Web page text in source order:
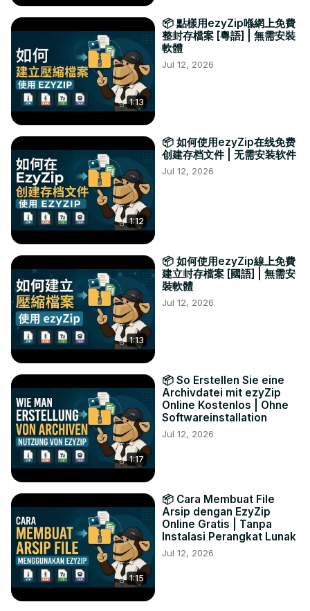
1:13
📦 點樣用ezyZip喺網上免費
整封存檔案 [粵語] | 無需安裝
軟體
Jul 12, 2026
1:12
📦 如何使用ezyZip在线免费
创建存档文件 | 无需安装软件
Jul 12, 2026
1:13
📦 如何使用ezyZip線上免費
建立封存檔案 [國語] | 無需安
裝軟體
Jul 12, 2026
1:17
📦 So Erstellen Sie eine
Archivdatei mit ezyZip
Online Kostenlos | Ohne
Softwareinstallation
Jul 12, 2026
1:15
📦 Cara Membuat File
Arsip dengan EzyZip
Online Gratis | Tanpa
Instalasi Perangkat Lunak
Jul 12, 2026